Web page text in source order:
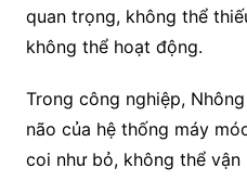
quan trọng, không thể
không thể hoạt động.
Trong công nghiệp,
não của hệ thống máy
coi như bỏ, không thể vận